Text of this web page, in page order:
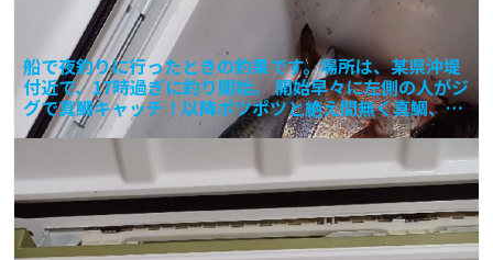
船で夜釣りに行ったときの釣果です。場所は、某県沖堤
付近で、17時過ぎに釣り開始。 開始早々に左側の人がジ
グで真鯛キャッチ！以降ポツポツと絶え間無く真鯛、大
サバ、